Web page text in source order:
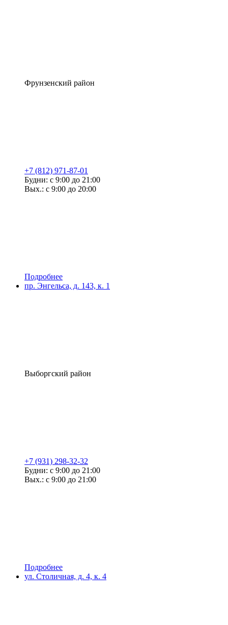
Фрунзенский район
+7 (812) 971-87-01
Будни: с 9:00 до 21:00
Вых.: с 9:00 до 20:00
Подробнее
пр. Энгельса, д. 143, к. 1
Выборгский район
+7 (931) 298-32-32
Будни: с 9:00 до 21:00
Вых.: с 9:00 до 21:00
Подробнее
ул. Столичная, д. 4, к. 4